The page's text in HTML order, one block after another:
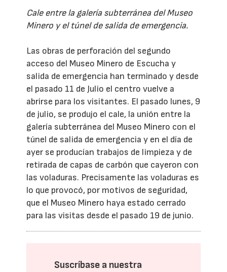
Cale entre la galería subterránea del Museo
Minero y el túnel de salida de emergencia.
Las obras de perforación del segundo
acceso del Museo Minero de Escucha y
salida de emergencia han terminado y desde
el pasado 11 de Julio el centro vuelve a
abrirse para los visitantes. El pasado lunes, 9
de julio, se produjo el cale, la unión entre la
galería subterránea del Museo Minero con el
túnel de salida de emergencia y en el día de
ayer se producían trabajos de limpieza y de
retirada de capas de carbón que cayeron con
las voladuras. Precisamente las voladuras es
lo que provocó, por motivos de seguridad,
que el Museo Minero haya estado cerrado
para las visitas desde el pasado 19 de junio.
Suscríbase a nuestra